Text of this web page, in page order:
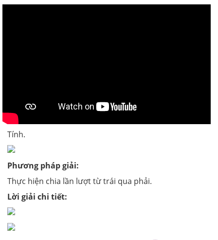
Tính.
Phương pháp giải:
Thực hiện chia lần lượt từ trái qua phải.
Lời giải chi tiết: